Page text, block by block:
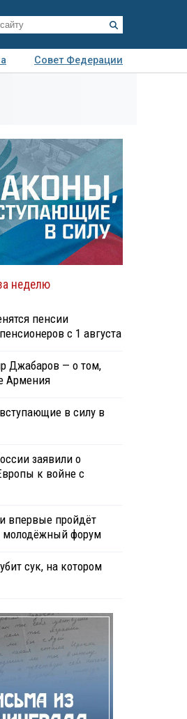
Совет Федерации
неделю
пенсии
с 1 августа
Джабаров — о том,
Армения
в силу в
заявили о
к войне с
впервые пройдёт
форум
сук, на котором